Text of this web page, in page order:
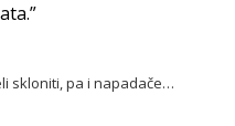
skloniti, pa i napadače…